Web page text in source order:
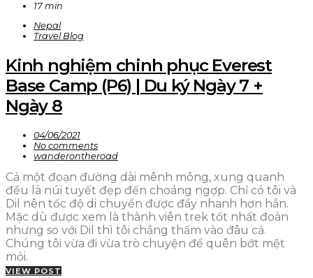
17 min
Nepal
Travel Blog
Kinh nghiệm chinh phục Everest
Base Camp (P6) | Du ký Ngày 7 +
Ngày 8
04/06/2021
No comments
wanderontheroad
Cả một đoạn đường dài mênh mông, xung quanh
đều là núi tuyết đẹp đến choáng ngợp. Chỉ có tôi và
Dil nên tốc độ di chuyển được đẩy nhanh hơn hẳn.
Mặc dù được xem là thành viên trek tốt nhất đoàn
nhưng so với Dil thì tôi chẳng thấm vào đâu cả.
Chúng tôi vừa đi vừa trò chuyện để quên bớt mệt
mỏi.
VIEW POST